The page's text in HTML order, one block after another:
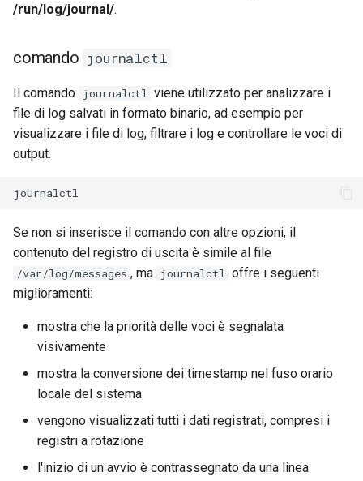
/run/log/journal/.
comando journalctl
Il comando journalctl viene utilizzato per analizzare i
file di log salvati in formato binario, ad esempio per
visualizzare i file di log, filtrare i log e controllare le voci di
output.
Se non si inserisce il comando con altre opzioni, il
contenuto del registro di uscita è simile al file
/var/log/messages , ma journalctl offre i seguenti
miglioramenti:
mostra che la priorità delle voci è segnalata
visivamente
mostra la conversione dei timestamp nel fuso orario
locale del sistema
vengono visualizzati tutti i dati registrati, compresi i
registri a rotazione
l'inizio di un avvio è contrassegnato da una linea